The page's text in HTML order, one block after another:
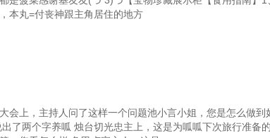
本丸=付丧神跟主角居住的地方
会上，主持人问了这样一个问题池小言小姐，您是怎么做
了两个字养呱 烛台切光忠主上，这是为呱呱下次旅行准备